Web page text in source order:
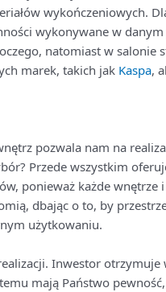
wykończeniowych.
wykonywane w
natomiast w salonie
marek, takich jak Kaspa,
pozwala nam na
Przede wszystkim
ponieważ każde wnętrze
dbając o to, by
użytkowaniu.
Inwestor otrzymuje
mają Państwo